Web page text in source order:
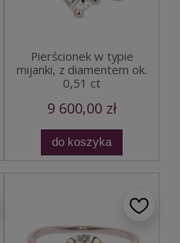
Pierścionek w typie
mijanki, z diamentem ok.
0,51 ct
9 600,00 zł
do koszyka